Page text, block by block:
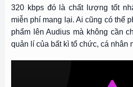
320 kbps đó là chất lượng tốt
miễn phí mang lại. Ai cũng có thể
phẩm lên Audius mà không cần
quản lí của bất kì tổ chức, cá nhân